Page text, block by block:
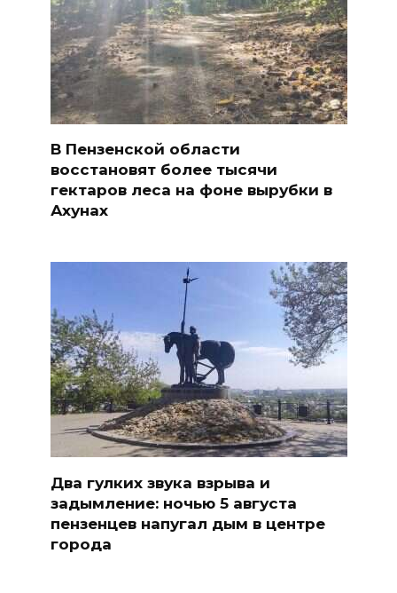
В Пензенской области
восстановят более тысячи
гектаров леса на фоне вырубки в
Ахунах
Два гулких звука взрыва и
задымление: ночью 5 августа
пензенцев напугал дым в центре
города